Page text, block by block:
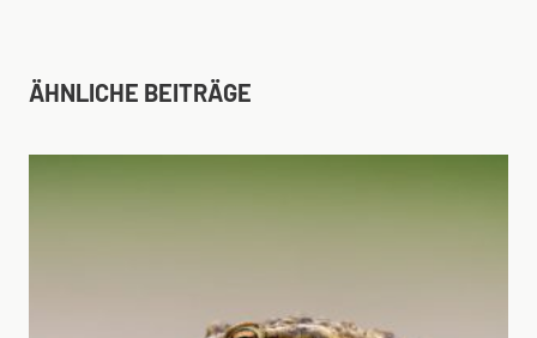
ÄHNLICHE BEITRÄGE